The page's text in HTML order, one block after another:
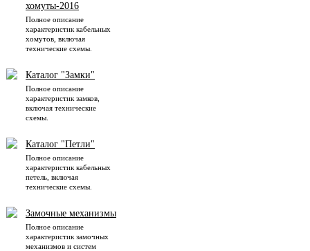
хомуты-2016
Полное описание
характеристик кабельных
хомутов, включая
технические схемы.
Каталог "Замки"
Полное описание
характеристик замков,
включая технические
схемы.
Каталог "Петли"
Полное описание
характеристик кабельных
петель, включая
технические схемы.
Замочные механизмы
Полное описание
характеристик замочных
механизмов и систем